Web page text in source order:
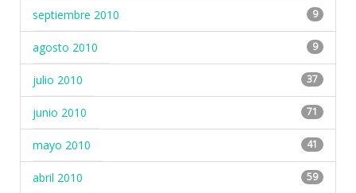
septiembre 2010 9
agosto 2010 9
julio 2010 37
junio 2010 71
mayo 2010 41
abril 2010 59